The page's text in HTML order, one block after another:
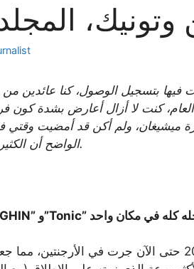
المجلد. 29
فيها بتسجيل الوصول، كنا عائدين
كنت لا أزال أعارض بشدة كون
ميشيغان، ولم أكن قد أمضيت
الواضح أن الكثير قد حدث منذ ذلك الحين.
كل مبارياتي في لعبة الجولف في عام 2025 حتى الآن جرت